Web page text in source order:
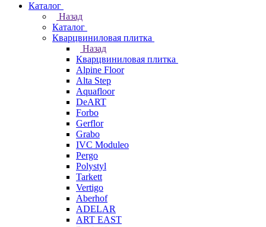
Каталог
Назад
Каталог
Кварцвиниловая плитка
Назад
Кварцвиниловая плитка
Alpine Floor
Alta Step
Aquafloor
DeART
Forbo
Gerflor
Grabo
IVC Moduleo
Pergo
Polystyl
Tarkett
Vertigo
Aberhof
ADELAR
ART EAST